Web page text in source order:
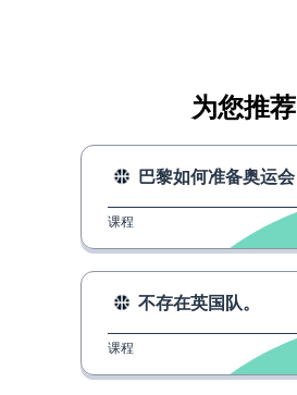
为您推荐
巴黎如何准备奥运会
课程
不存在英国队。
课程